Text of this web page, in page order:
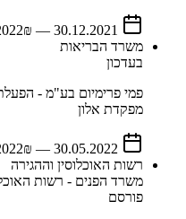
30.12.2021
—
₪ 2,393,900
משרד הבריאות
בעדכון
פמי פרימיום בע"מ -
מפקדת אלון
30.05.2022
—
₪ 202,986
רשות האוכלוסין וההגירה
משרד הפנים - רשות
פורסם